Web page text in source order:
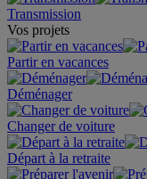
Transmission
Vos projets
Partir en vacances
Déménager
Changer de voiture
Départ à la retraite